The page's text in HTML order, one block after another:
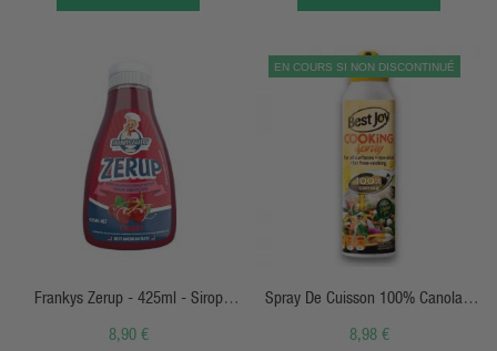
APERÇU RAPIDE
Frankys Zerup - 425ml - Sirop
Sans Sucre
8,90 €
EN COURS SI NON DISCONTINUÉ
APERÇU RAPIDE
Spray De Cuisson 100% Canola -
Best Joy
8,98 €